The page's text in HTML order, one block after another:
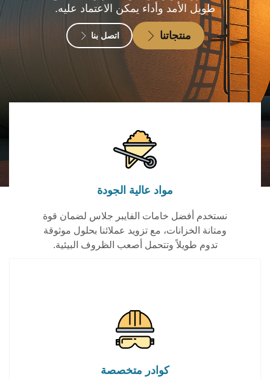
طويل الأمد وأداء يمكن الاعتماد عليه.
منتجاتنا اتصل بنا
مواد عالية الجودة
نستخدم أفضل خامات الفايبر جلاس لضمان قوة
ومتانة الخزانات، مع تزويد عملائنا بحلول موثوقة
تدوم طويلاً وتتحمل أصعب الظروف البيئية.
كوادر متخصصة